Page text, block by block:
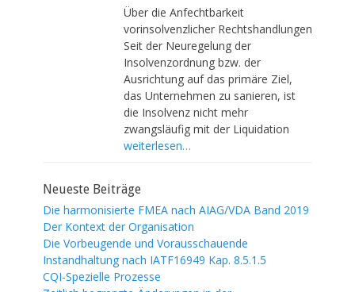
s
e
d
o
n
Über die Anfechtbarkeit
vorinsolvenzlicher Rechtshandlungen
Seit der Neuregelung der
Insolvenzordnung bzw. der
Ausrichtung auf das primäre Ziel,
das Unternehmen zu sanieren, ist
die Insolvenz nicht mehr
zwangsläufig mit der Liquidation
weiterlesen…
Neueste Beiträge
Die harmonisierte FMEA nach AIAG/VDA Band 2019
Der Kontext der Organisation
Die Vorbeugende und Vorausschauende
Instandhaltung nach IATF16949 Kap. 8.5.1.5
CQI-Spezielle Prozesse